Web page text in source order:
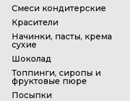
Смеси кондитерские
Красители
Начинки, пасты, крема
сухие
Шоколад
Топпинги, сиропы и
фруктовые пюре
Посыпки